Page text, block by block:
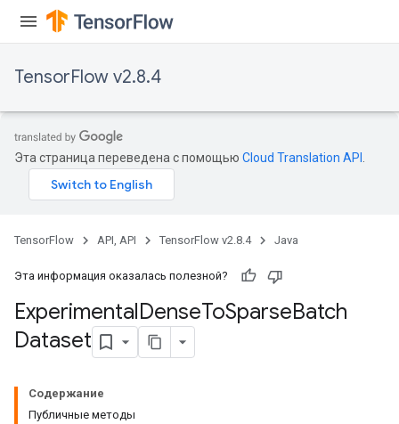
TensorFlow v2.8.4
Эта страница переведена с помощью Cloud Translation API
TensorFlow API, API TensorFlow v2.8.4 Java
Эта информация оказалась полезной?
ExperimentalDenseToSparseBatch
Dataset
Содержание
Публичные методы